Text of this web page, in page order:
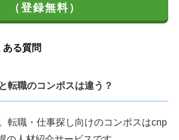
（登録無料）
ある質問
転職のコンポスは違う？
転職・仕事探し向けのコンポスはcnp